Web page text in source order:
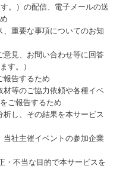
。）の配信、電子メールの送
重要な事項についてのお知
見、お問い合わせ等に回答
す。）
報告するため
等のご協力依頼や各種イベ
ご報告するため
し、その結果を本サービス
社主催イベントの参加企業
・不当な目的で本サービスを